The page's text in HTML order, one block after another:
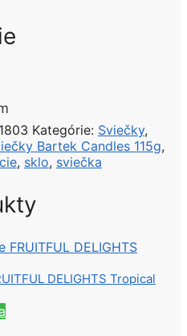
Kategórie: Sviečky,
Bartek Candles 115g,
, sklo, sviečka
DELIGHTS Tropical